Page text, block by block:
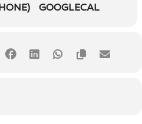
GOOGLECAL